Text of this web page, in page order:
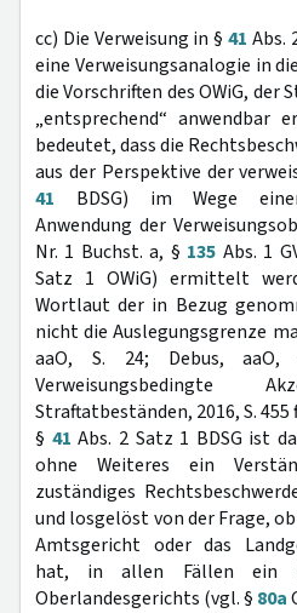
cc) Die Verweisung in §41 Abs.
eine Verweisungsanalogie in
die Vorschriften des OWiG, der
„entsprechend“ anwendbar
bedeutet, dass die
aus der Perspektive der
41 BDSG) im Wege
Anwendung der
Nr. 1 Buchst. a, § 135 Abs. 1
Satz 1 OWiG) ermittelt
Wortlaut der in Bezug
nicht die Auslegungsgrenze
aaO, S. 24; Debus, aaO,
Verweisungsbedingte
Straftatbeständen, 2016, S. 455
§ 41 Abs. 2 Satz 1 BDSG ist
ohne Weiteres ein
zuständiges
und losgelöst von der Frage,
Amtsgericht oder das
hat, in allen Fällen ein
Oberlandesgerichts (vgl. § 80a